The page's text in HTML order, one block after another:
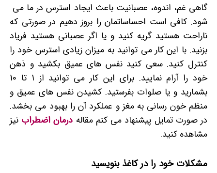
گاهی غم، اندوه، عصبانیت باعث ایجاد استرس در ما می
شود. کافی است احساساتمان را بروز دهیم در صورتی که
ناراحت هستید گریه کنید و یا اگر عصبانی هستید فریاد
بزنید. با این کار می توانید به میزان زیادی استرس خود را
کنترل کنید. سعی کنید نفس های عمیق بکشید و ذهن
خود را آرام نمایید. برای این کار می توانید از 1 تا 10
بشمارید و یا صلوات بفرستید. کشیدن نفس های عمیق و
منظم خون رسانی به مغز و عملکرد آن را بهبود می بخشد.
در صورت تمایل پیشنهاد می کنم مقاله درمان اضطراب نیز
مشاهده کنید.
مشکلات خود را در کاغذ بنویسید